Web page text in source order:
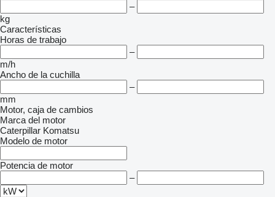
–
kg
Características
Horas de trabajo
–
m/h
Ancho de la cuchilla
–
mm
Motor, caja de cambios
Marca del motor
Caterpillar Komatsu
Modelo de motor
Potencia de motor
–